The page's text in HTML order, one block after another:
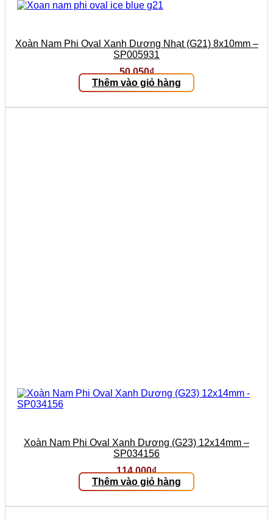
Xoàn Nam Phi Oval Xanh Dương Nhạt (G21) 8x10mm –
SP005931
50.050₫
Thêm vào giỏ hàng
Xoàn Nam Phi Oval Xanh Dương (G23) 12x14mm –
SP034156
114.000₫
Thêm vào giỏ hàng